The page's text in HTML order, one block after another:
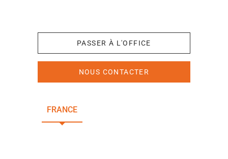
PASSER À L'OFFICE
NOUS CONTACTER
FRANCE